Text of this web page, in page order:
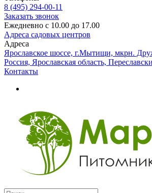
8 (495) 294-00-11
Заказать звонок
Ежедневно с 10.00 до 17.00
Адреса садовых центров
Адреса
Ярославское шоссе, г.Мытищи, мкрн.
Россия, Ярославская область,
Контакты